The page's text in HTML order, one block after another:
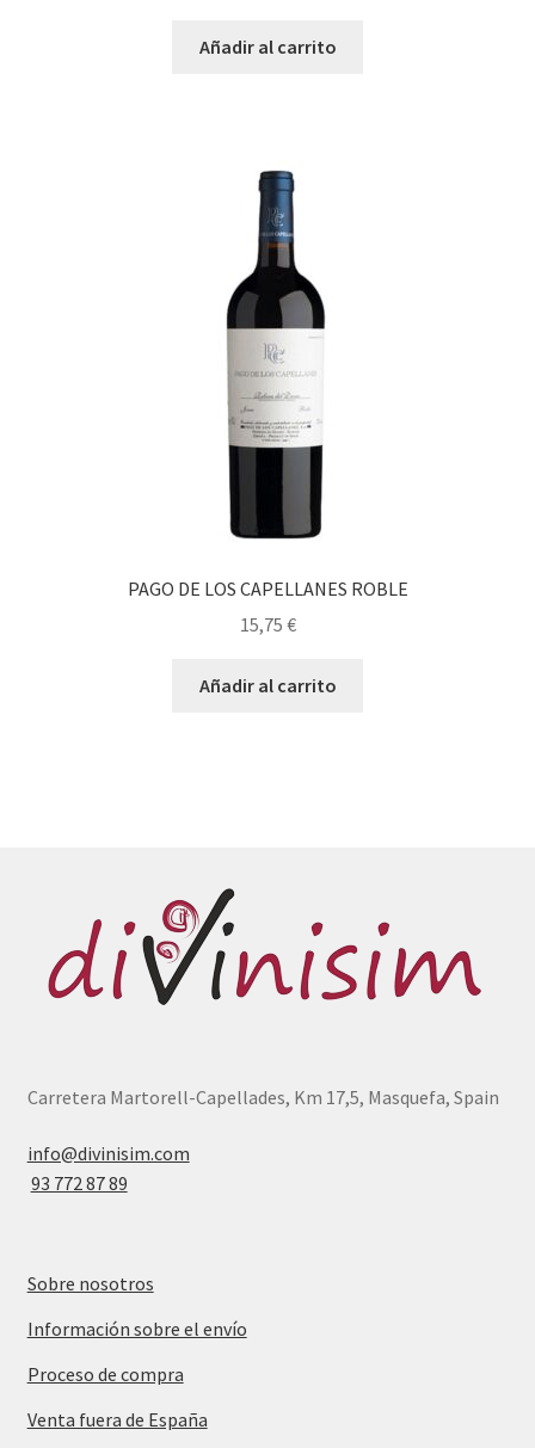
Añadir al carrito
PAGO DE LOS CAPELLANES ROBLE
15,75 €
Añadir al carrito
Carretera Martorell-Capellades, Km 17,5, Masquefa, Spain
info@divinisim.com
93 772 87 89
Sobre nosotros
Información sobre el envío
Proceso de compra
Venta fuera de España